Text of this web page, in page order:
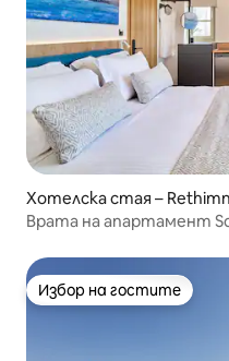
Хотелска стая –
Врата на апартамент
Избор на гостите
Избор на гостите